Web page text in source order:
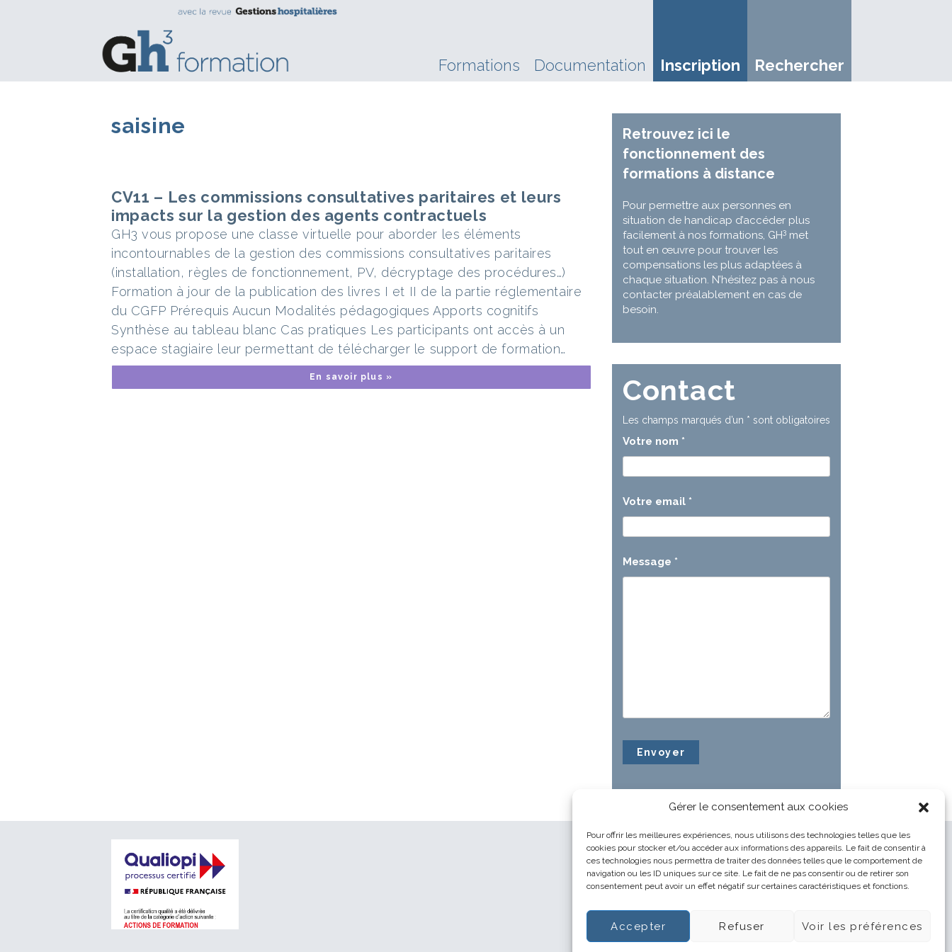
Gérer le consentement aux cookies
Pour offrir les meilleures expériences, nous utilisons des technologies telles que les
cookies pour stocker et/ou accéder aux informations des appareils. Le fait de consentir à
ces technologies nous permettra de traiter des données telles que le comportement de
navigation ou les ID uniques sur ce site. Le fait de ne pas consentir ou de retirer son
consentement peut avoir un effet négatif sur certaines caractéristiques et fonctions.
Accepter Refuser Voir les préférences
Formations Documentation Inscription Rechercher
saisine
CV11 – Les commissions consultatives paritaires et leurs
impacts sur la gestion des agents contractuels
GH3 vous propose une classe virtuelle pour aborder les éléments
incontournables de la gestion des commissions consultatives paritaires
(installation, règles de fonctionnement, PV, décryptage des procédures…)
Formation à jour de la publication des livres I et II de la partie réglementaire
du CGFP Prérequis Aucun Modalités pédagogiques Apports cognitifs
Synthèse au tableau blanc Cas pratiques Les participants ont accès à un
espace stagiaire leur permettant de télécharger le support de formation…
En savoir plus »
Retrouvez ici le
fonctionnement des
formations à distance
Pour permettre aux personnes en
situation de handicap d’accéder plus
facilement à nos formations, GH3met
tout en œuvre pour trouver les
compensations les plus adaptées à
chaque situation. N’hésitez pas à nous
contacter préalablement en cas de
besoin.
Contact
Les champs marqués d’un * sont obligatoires
Votre nom *
Votre email *
Message *